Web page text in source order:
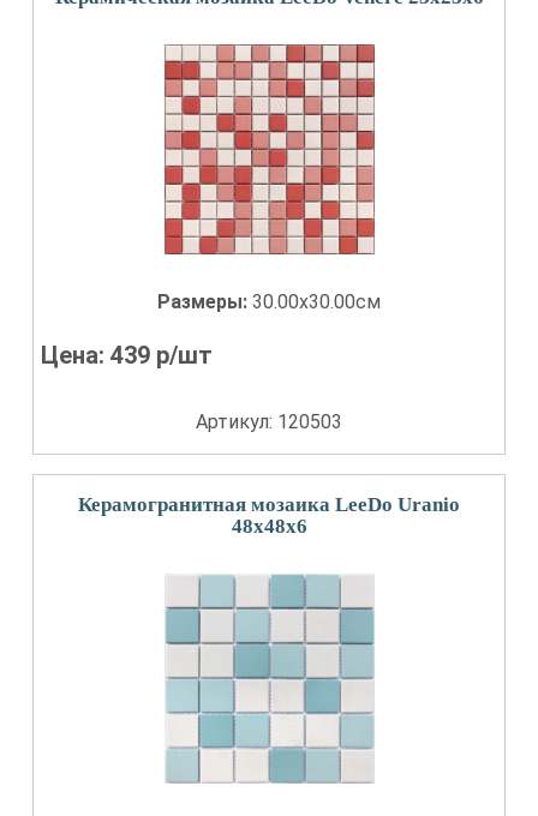
Размеры: 30.00x30.00см
Цена:439 р/шт
Артикул: 120503
Керамогранитная мозаика LeeDo Uranio
48x48x6